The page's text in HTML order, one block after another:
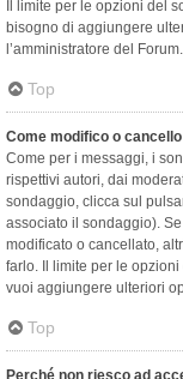
Il limite per le opzioni del
bisogno di aggiungere
l’amministratore del Forum.
Top
Come modifico o
Come per i messaggi, i
rispettivi autori, dai
sondaggio, clicca sul
associato il sondaggio).
modificato o cancellato,
farlo. Il limite per le
vuoi aggiungere ulteriori
Top
Perché non riesco ad